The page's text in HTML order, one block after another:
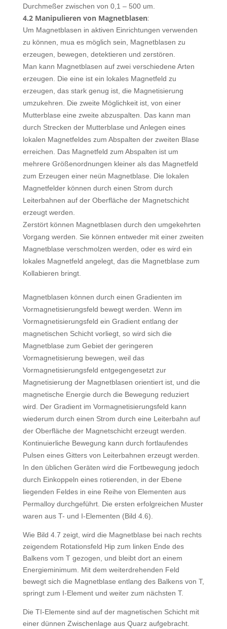
Durchmeßer zwischen von 0,1 – 500 um.
4.2 Manipulieren von Magnetblasen:
Um Magnetblasen in aktiven Einrichtungen verwenden
zu können, mua es möglich sein, Magnetblasen zu
erzeugen, bewegen, detektieren und zerstören.
Man kann Magnetblasen auf zwei verschiedene Arten
erzeugen. Die eine ist ein lokales Magnetfeld zu
erzeugen, das stark genug ist, die Magnetisierung
umzukehren. Die zweite Möglichkeit ist, von einer
Mutterblase eine zweite abzuspalten. Das kann man
durch Strecken der Mutterblase und Anlegen eines
lokalen Magnetfeldes zum Abspalten der zweiten Blase
erreichen. Das Magnetfeld zum Abspalten ist um
mehrere Größenordnungen kleiner als das Magnetfeld
zum Erzeugen einer neün Magnetblase. Die lokalen
Magnetfelder können durch einen Strom durch
Leiterbahnen auf der Oberfläche der Magnetschicht
erzeugt werden.
Zerstört können Magnetblasen durch den umgekehrten
Vorgang werden. Sie können entweder mit einer zweiten
Magnetblase verschmolzen werden, oder es wird ein
lokales Magnetfeld angelegt, das die Magnetblase zum
Kollabieren bringt.
Magnetblasen können durch einen Gradienten im
Vormagnetisierungsfeld bewegt werden. Wenn im
Vormagnetisierungsfeld ein Gradient entlang der
magnetischen Schicht vorliegt, so wird sich die
Magnetblase zum Gebiet der geringeren
Vormagnetisierung bewegen, weil das
Vormagnetisierungsfeld entgegengesetzt zur
Magnetisierung der Magnetblasen orientiert ist, und die
magnetische Energie durch die Bewegung reduziert
wird. Der Gradient im Vormagnetisierungsfeld kann
wiederum durch einen Strom durch eine Leiterbahn auf
der Oberfläche der Magnetschicht erzeugt werden.
Kontinuierliche Bewegung kann durch fortlaufendes
Pulsen eines Gitters von Leiterbahnen erzeugt werden.
In den üblichen Geräten wird die Fortbewegung jedoch
durch Einkoppeln eines rotierenden, in der Ebene
liegenden Feldes in eine Reihe von Elementen aus
Permalloy durchgeführt. Die ersten erfolgreichen Muster
waren aus T- und I-Elementen (Bild 4.6).
Wie Bild 4.7 zeigt, wird die Magnetblase bei nach rechts
zeigendem Rotationsfeld Hip zum linken Ende des
Balkens vom T gezogen, und bleibt dort an einem
Energieminimum. Mit dem weiterdrehenden Feld
bewegt sich die Magnetblase entlang des Balkens von T,
springt zum I-Element und weiter zum nächsten T.
Die TI-Elemente sind auf der magnetischen Schicht mit
einer dünnen Zwischenlage aus Quarz aufgebracht.